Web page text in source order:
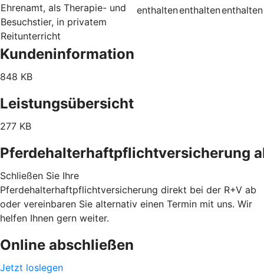
Ehrenamt, als Therapie- und
Besuchstier, in privatem
Reitunterricht
enthaltenenthaltenenthalten
Kundeninformation
848 KB
Leistungsübersicht
277 KB
Pferdehalterhaftpflichtversicherung
Schließen Sie Ihre
Pferdehalterhaftpflichtversicherung direkt bei der R+V ab
oder vereinbaren Sie alternativ einen Termin mit uns. Wir
helfen Ihnen gern weiter.
Online abschließen
Jetzt loslegen